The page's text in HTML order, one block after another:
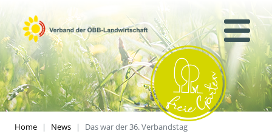
Home News Das war der 36. Verbandstag